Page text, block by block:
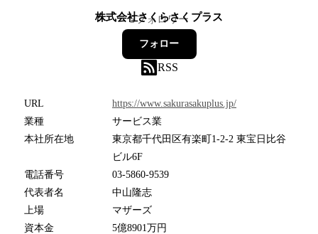
株式会社さくらさくプラス
5フォロワー
フォロー
RSS
URL
https://www.sakurasakuplus.jp/
業種
サービス業
本社所在地
東京都千代田区有楽町1-2-2 東宝日比谷
ビル6F
電話番号
03-5860-9539
代表者名
中山隆志
上場
マザーズ
資本金
5億8901万円